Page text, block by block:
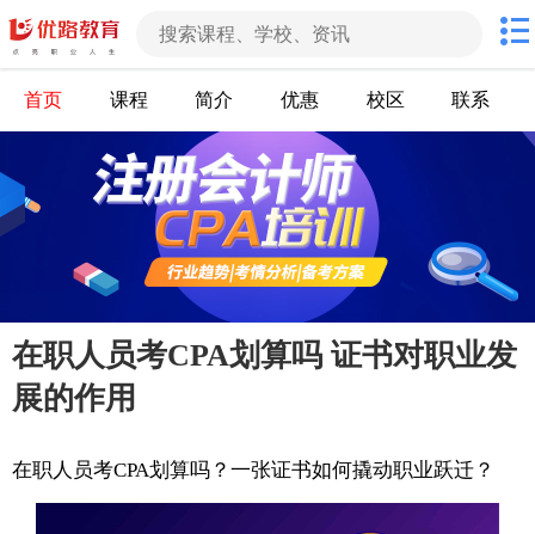
首页 课程 简介 优惠 校区 联系
在职人员考CPA划算吗 证书对职业发
展的作用
在职人员考CPA划算吗？一张证书如何撬动职业跃迁？